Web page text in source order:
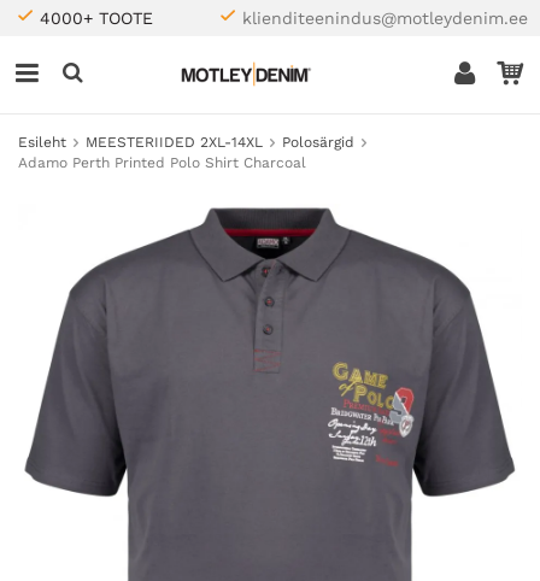
4000+ TOOTE klienditeenindus@motleydenim.ee
Esileht MEESTERIIDED 2XL-14XL
Polosärgid
Adamo Perth Printed Polo Shirt Charcoal